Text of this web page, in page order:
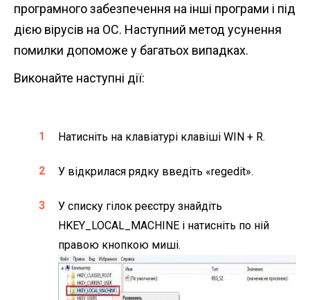
програмного забезпечення на інші програми і під
дією вірусів на ОС. Наступний метод усунення
помилки допоможе у багатьох випадках.
Виконайте наступні дії:
Натисніть на клавіатурі клавіші WIN + R.
У відкрилася рядку введіть «regedit».
У списку гілок реєстру знайдіть
HKEY_LOCAL_MACHINE і натисніть по ній
правою кнопкою миші.